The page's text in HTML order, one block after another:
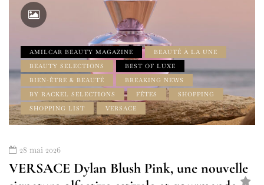
AMILCAR BEAUTY MAGAZINE
BEAUTÉ À LA UNE
BEAUTY SELECTIONS
BEST OF LUXE
BIEN-ÊTRE & BEAUTÉ
BREAKING NEWS
BY RACKEL SELECTIONS
FÊTES
SHOPPING
SHOPPING LIST
VERSACE
28 mai 2026
VERSACE Dylan Blush Pink, une nouvelle